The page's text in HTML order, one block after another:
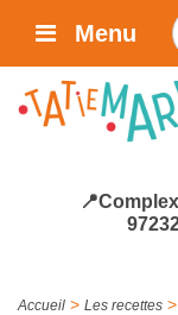
Menu
Accueil > Les recettes >